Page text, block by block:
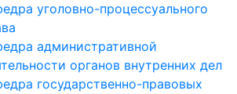
уголовно-процессуального
административной
органов внутренних дел
государственно-правовых